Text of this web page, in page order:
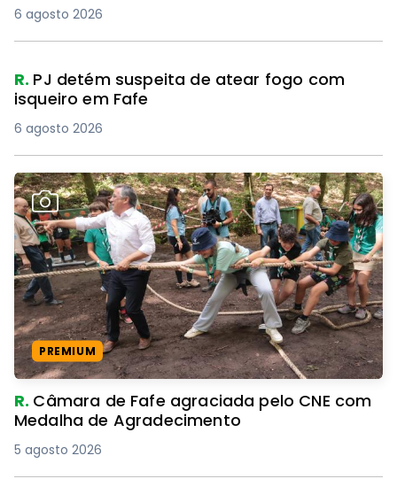
6 agosto 2026
R. PJ detém suspeita de atear fogo com
isqueiro em Fafe
6 agosto 2026
PREMIUM
R. Câmara de Fafe agraciada pelo CNE com
Medalha de Agradecimento
5 agosto 2026